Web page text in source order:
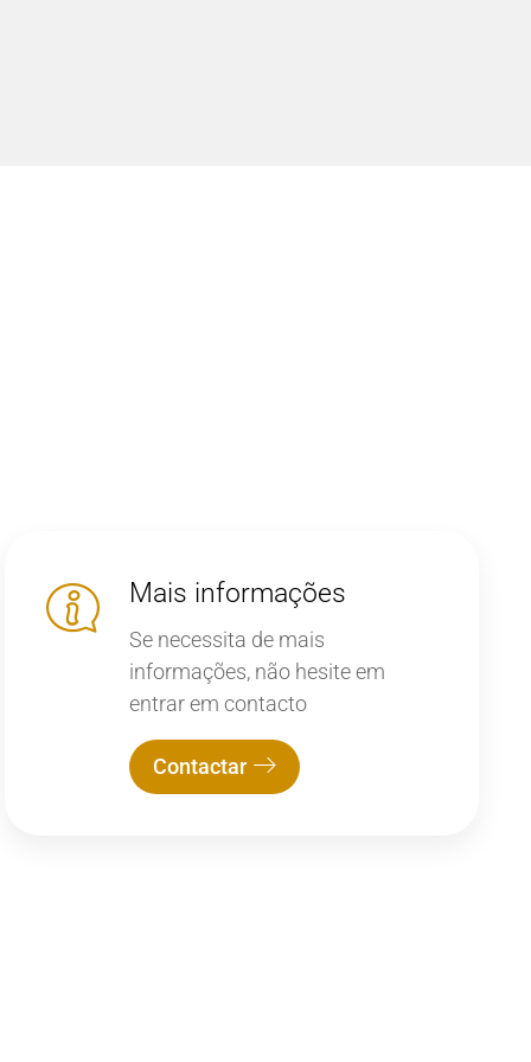
Mais informações
Se necessita de mais
informações, não hesite em
entrar em contacto
Contactar